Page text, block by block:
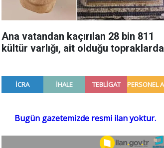
Ana vatandan kaçırılan 28 bin 811
kültür varlığı, ait olduğu topraklarda